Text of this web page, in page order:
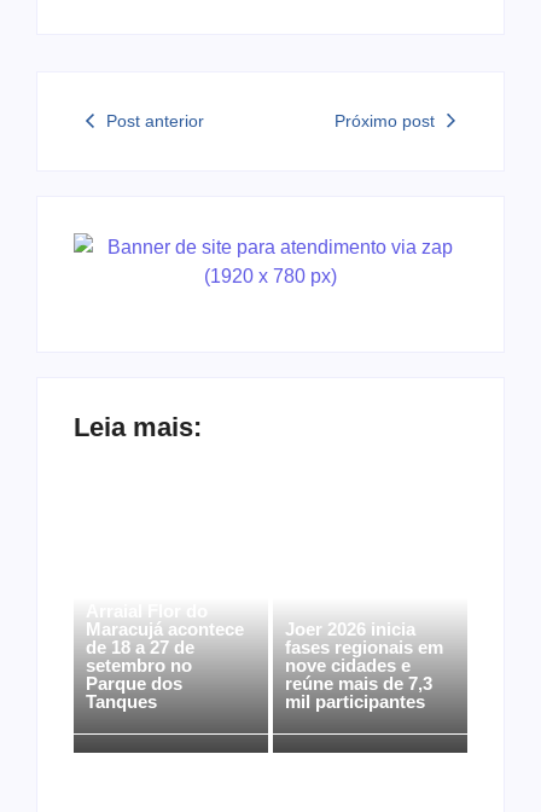
Post anterior Próximo post
Leia mais:
Maracujá acontece
de 18 a 27 de
setembro no
Parque dos
Tanques
Joer 2026 inicia
fases regionais em
nove cidades e
reúne mais de 7,3
mil participantes